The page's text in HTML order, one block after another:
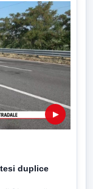
▶
duplice